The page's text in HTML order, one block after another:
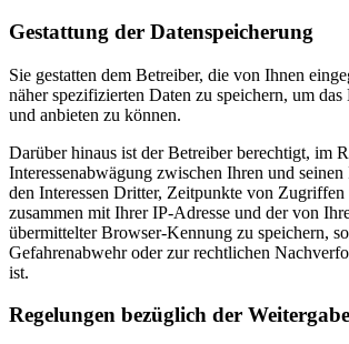
Gestattung der Datenspeicherung
Sie gestatten dem Betreiber, die von Ihnen
näher spezifizierten Daten zu speichern, um das
und anbieten zu können.
Darüber hinaus ist der Betreiber berechtigt, im
Interessenabwägung zwischen Ihren und seinen
den Interessen Dritter, Zeitpunkte von
zusammen mit Ihrer IP-Adresse und der von
übermittelter Browser-Kennung zu speichern,
Gefahrenabwehr oder zur rechtlichen
ist.
Regelungen bezüglich der